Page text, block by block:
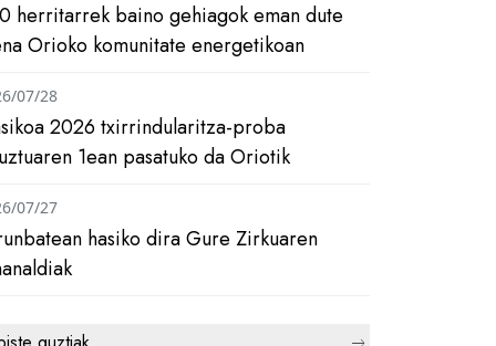
herritarrek baino gehiagok eman dute
Orioko komunitate energetikoan
2026 txirrindularitza-proba
1ean pasatuko da Oriotik
07/28
hasiko dira Gure Zirkuaren
07/27